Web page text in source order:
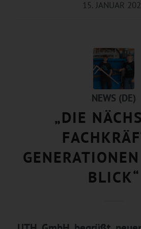
15. JANUAR
NEWS (DE)
„DIE
BLICK“